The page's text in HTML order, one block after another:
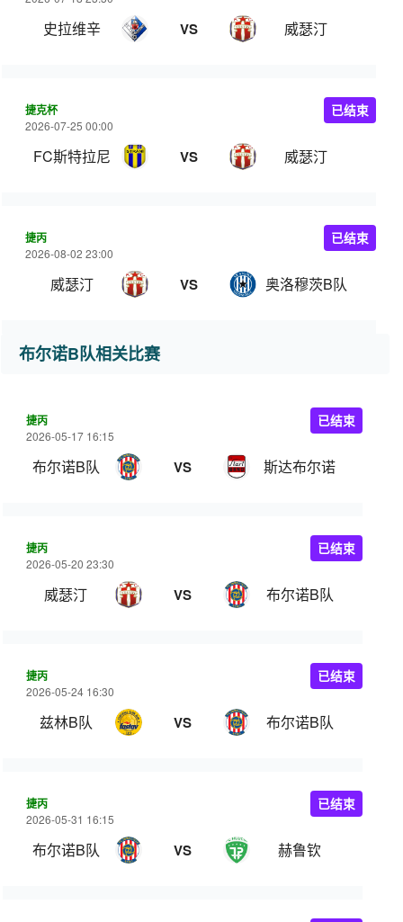
史拉维辛 VS 威瑟汀
捷克杯
2026-07-25 00:00
FC斯特拉尼 VS 威瑟汀
已结束
捷丙
2026-08-02 23:00
威瑟汀 VS 奥洛穆茨B队
已结束
布尔诺B队相关比赛
捷丙
2026-05-17 16:15
布尔诺B队 VS 斯达布尔诺
已结束
捷丙
2026-05-20 23:30
威瑟汀 VS 布尔诺B队
已结束
捷丙
2026-05-24 16:30
兹林B队 VS 布尔诺B队
已结束
捷丙
2026-05-31 16:15
布尔诺B队 VS 赫鲁钦
已结束